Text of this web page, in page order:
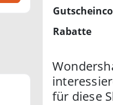
Rabatte
für diese